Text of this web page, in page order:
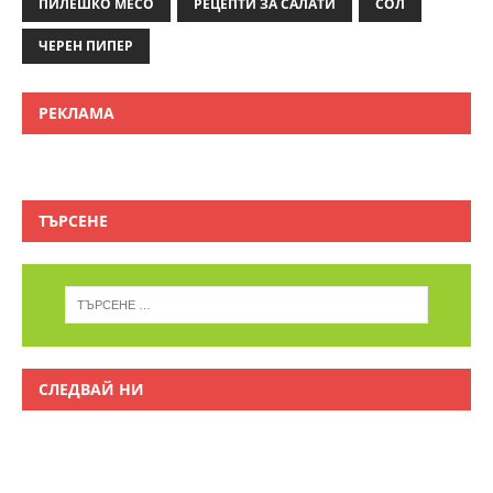
ЧЕРЕН ПИПЕР
РЕКЛАМА
ТЪРСЕНЕ
СЛЕДВАЙ НИ